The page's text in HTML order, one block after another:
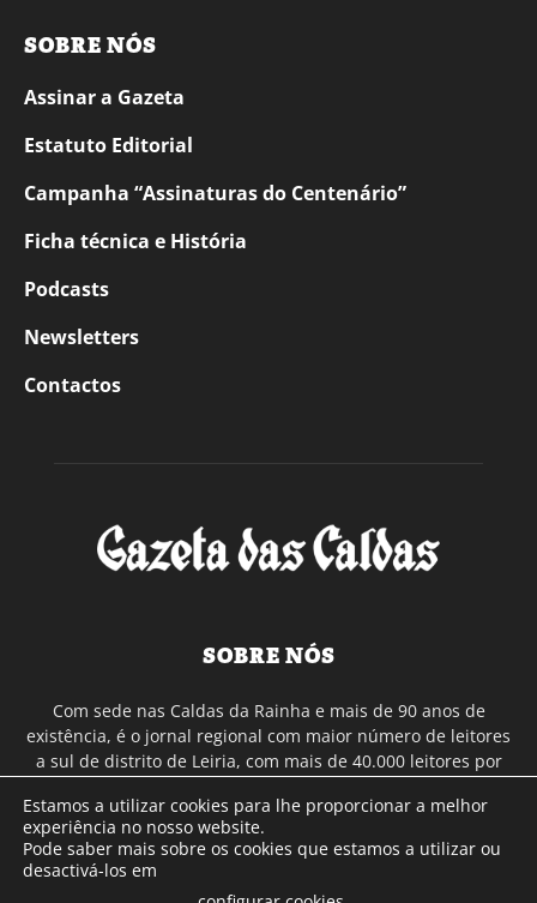
SOBRE NÓS
Assinar a Gazeta
Estatuto Editorial
Campanha “Assinaturas do Centenário”
Ficha técnica e História
Podcasts
Newsletters
Contactos
SOBRE NÓS
Com sede nas Caldas da Rainha e mais de 90 anos de
existência, é o jornal regional com maior número de leitores
a sul de distrito de Leiria, com mais de 40.000 leitores por
Continental e assinatura online.
Estamos a utilizar cookies para lhe proporcionar a melhor
experiência no nosso website.
Pode saber mais sobre os cookies que estamos a utilizar ou
desactivá-los em